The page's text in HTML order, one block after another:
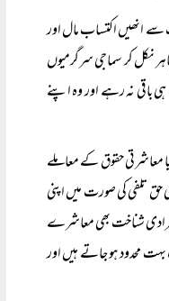
سے انھیں اکتساب مال اور
نکل کر سماجی سرگرمیوں
باقی نہ رہے اور وہ اپنے
حقوق کے معاملے
تلفی کی صورت میں اپنی
شناخت بھی معاشرے
محدود ہو جاتے ہیں اور